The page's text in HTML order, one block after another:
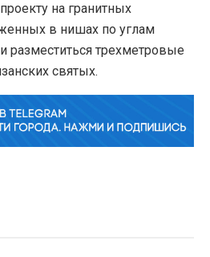
на гранитных
в нишах по углам
трехметровые
святых.